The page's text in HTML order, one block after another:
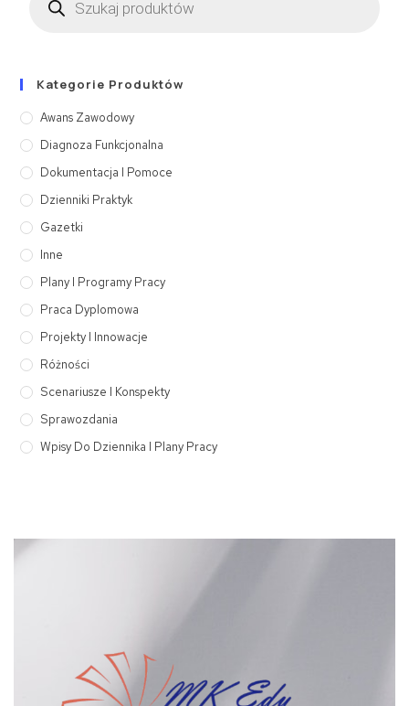
Kategorie Produktów
Awans Zawodowy
Diagnoza Funkcjonalna
Dokumentacja I Pomoce
Dzienniki Praktyk
Gazetki
Inne
Plany I Programy Pracy
Praca Dyplomowa
Projekty I Innowacje
Różności
Scenariusze I Konspekty
Sprawozdania
Wpisy Do Dziennika I Plany Pracy